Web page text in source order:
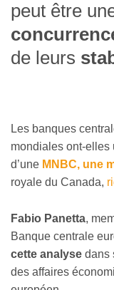
peut être
de leurs
Les banques
mondiales ont-elles
d’une MNBC, une
royale du Canada,
Fabio Panetta,
Banque centrale
cette analyse dans
des affaires